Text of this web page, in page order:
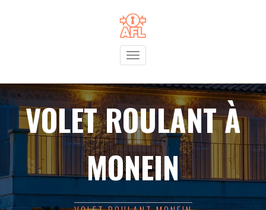
Toggle
navigation
VOLET ROULANT À
MONEIN